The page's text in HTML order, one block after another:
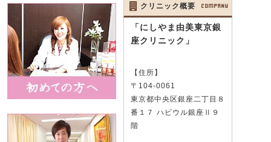
クリニック概要 COMPANY
「にしやま由美東京銀
座クリニック」
【住所】
〒104-0061
東京都中央区銀座二丁目８
番１７ ハビウル銀座Ⅱ９
階